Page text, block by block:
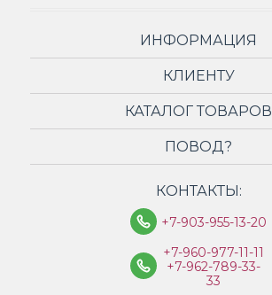
ИНФОРМАЦИЯ
КЛИЕНТУ
КАТАЛОГ ТОВАРОВ
ПОВОД?
КОНТАКТЫ:
+7-903-955-13-20
+7-960-977-11-11
+7-962-789-33-
33